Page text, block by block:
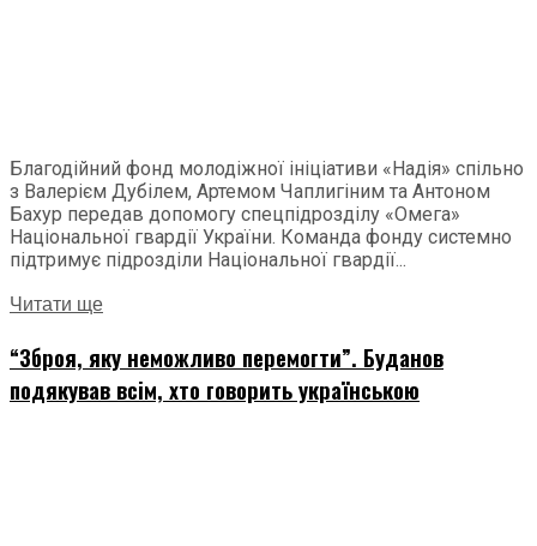
Благодійний фонд молодіжної ініціативи «Надія» спільно
з Валерієм Дубілем, Артемом Чаплигіним та Антоном
Бахур передав допомогу спецпідрозділу «Омега»
Національної гвардії України. Команда фонду системно
підтримує підрозділи Національної гвардії...
Читати ще
“Зброя, яку неможливо перемогти”. Буданов
подякував всім, хто говорить українською